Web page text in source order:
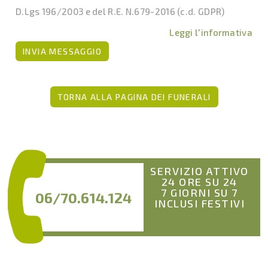
D.Lgs 196/2003 e del R.E. N.679-2016 (c.d. GDPR)
Leggi l'informativa
TORNA ALLA PAGINA DEI FUNERALI
06/70.614.124
SERVIZIO ATTIVO
24 ORE SU 24
7 GIORNI SU 7
INCLUSI FESTIVI